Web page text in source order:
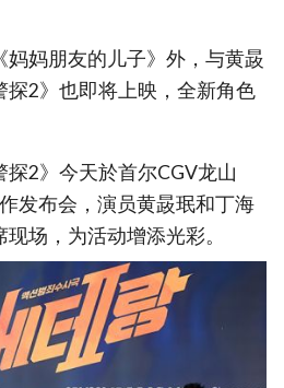
妈朋友的儿子》外，与黄晸
探2》也即将上映，全新角色
2》今天於首尔CGV龙山
发布会，演员黄晸珉和丁海
场，为活动增添光彩。